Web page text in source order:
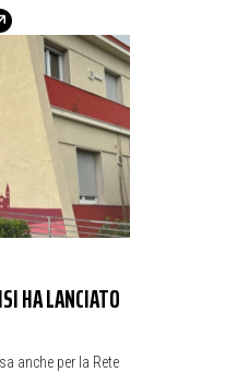
HA LANCIATO
anche per la Rete